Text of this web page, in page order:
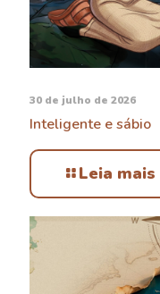
30 de julho de 2026
Inteligente e sábio
Leia mais